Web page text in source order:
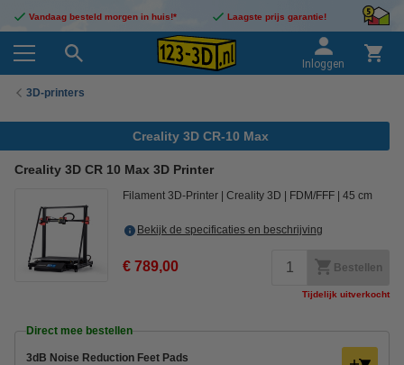
Vandaag besteld morgen in huis!* Laagste prijs garantie!
Inloggen
3D-printers
Creality 3D CR-10 Max
Creality 3D CR 10 Max 3D Printer
Filament 3D-Printer Creality 3D FDM/FFF 45 cm
Bekijk de specificaties en beschrijving
€ 789,00 Bestellen
Tijdelijk uitverkocht
Direct mee bestellen
3dB Noise Reduction Feet Pads